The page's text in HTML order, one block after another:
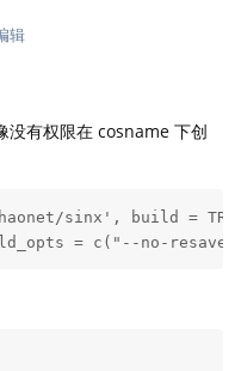
辑
没有权限在 cosname 下创
sinx', build =
= c("--no-